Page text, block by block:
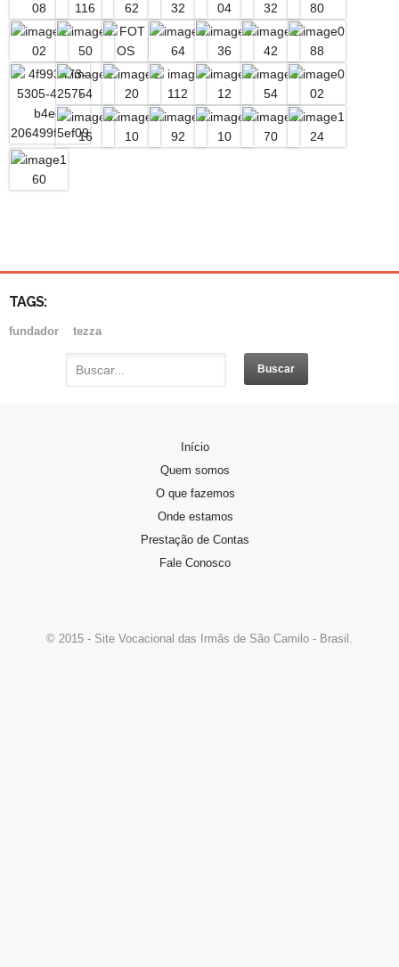
PADRE DOMINGOS GAVA
TAGS:
fundador tezza
Início
Quem somos
O que fazemos
Onde estamos
Prestação de Contas
Fale Conosco
© 2015 - Site Vocacional das Irmãs de São Camilo - Brasil.